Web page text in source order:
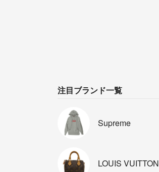
注目ブランド一覧
Supreme
LOUIS VUITTON